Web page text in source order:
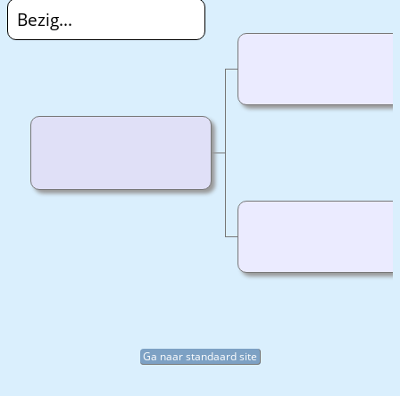
Bezig...
Ga naar standaard site